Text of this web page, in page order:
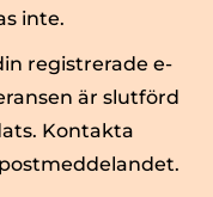
inte.
registrerade e-
är slutförd
Kontakta